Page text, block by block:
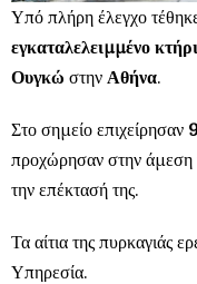
Υπό πλήρη έλεγχο
εγκαταλελειμμένο
Ουγκώ στην Αθήνα.
Στο σημείο επιχείρησαν
προχώρησαν στην άμεση
την επέκτασή της.
Τα αίτια της πυρκαγιάς
Υπηρεσία.